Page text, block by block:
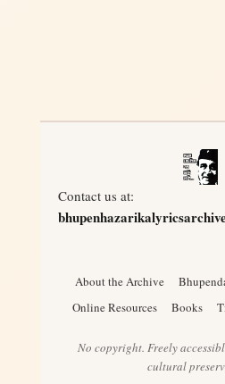
Contact us at:
About the Archive
Online Resources
Books
No copyright. Freely
cultural